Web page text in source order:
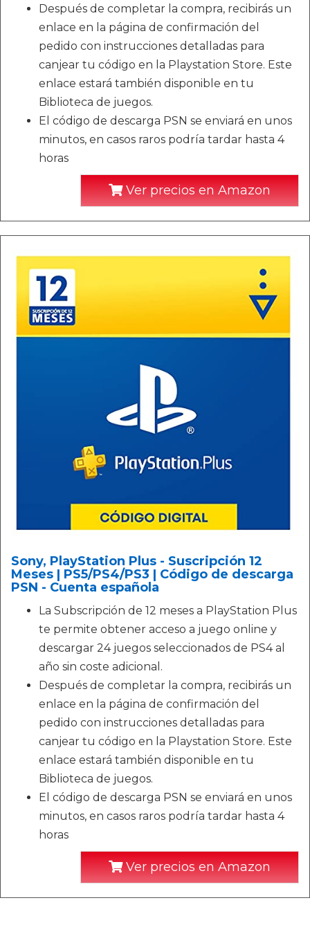
Después de completar la compra, recibirás un
enlace en la página de confirmación del
pedido con instrucciones detalladas para
canjear tu código en la Playstation Store. Este
enlace estará también disponible en tu
Biblioteca de juegos.
El código de descarga PSN se enviará en unos
minutos, en casos raros podría tardar hasta 4
horas
Ver precios en Amazon
Sony, PlayStation Plus - Suscripción 12
Meses | PS5/PS4/PS3 | Código de descarga
PSN - Cuenta española
La Subscripción de 12 meses a PlayStation Plus
te permite obtener acceso a juego online y
descargar 24 juegos seleccionados de PS4 al
año sin coste adicional.
Después de completar la compra, recibirás un
enlace en la página de confirmación del
pedido con instrucciones detalladas para
canjear tu código en la Playstation Store. Este
enlace estará también disponible en tu
Biblioteca de juegos.
El código de descarga PSN se enviará en unos
minutos, en casos raros podría tardar hasta 4
horas
Ver precios en Amazon